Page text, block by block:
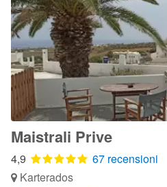
Maistrali Prive
4,9
67 recensioni
Karterados